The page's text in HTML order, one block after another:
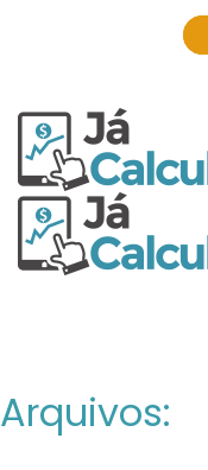
Arquivos: